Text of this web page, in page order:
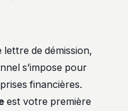
de démission,
s’impose pour
financières.
est votre première